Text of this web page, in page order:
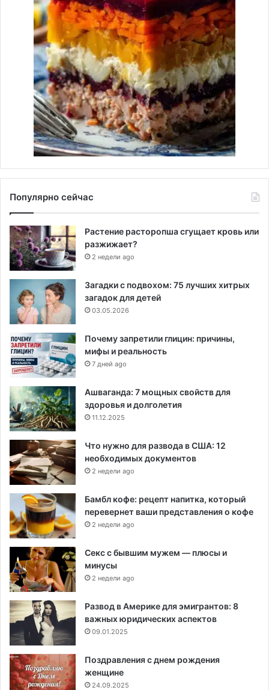
Популярно сейчас
Растение расторопша сгущает кровь или
разжижает?
2 недели ago
Загадки с подвохом: 75 лучших хитрых
загадок для детей
03.05.2026
Почему запретили глицин: причины,
мифы и реальность
7 дней ago
Ашваганда: 7 мощных свойств для
здоровья и долголетия
11.12.2025
Что нужно для развода в США: 12
необходимых документов
2 недели ago
Бамбл кофе: рецепт напитка, который
перевернет ваши представления о кофе
2 недели ago
Секс с бывшим мужем — плюсы и
минусы
2 недели ago
Развод в Америке для эмигрантов: 8
важных юридических аспектов
09.01.2025
Поздравления с днем рождения
женщине
24.09.2025